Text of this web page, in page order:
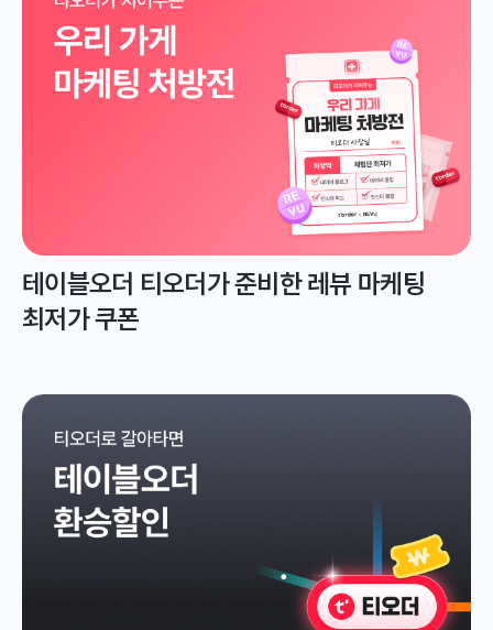
테이블오더 티오더가 준비한 레뷰 마케팅
최저가 쿠폰